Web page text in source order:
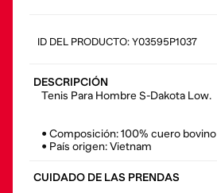
: Y03595P1037
DESCRIPCIÓN
Tenis Para Hombre S-Dakota Low.
• Composición: 100% cuero bovino
• País origen: Vietnam
CUIDADO DE LAS PRENDAS